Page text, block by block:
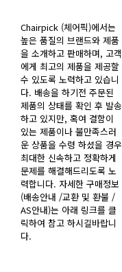
Chairpick (체어픽)에서는
높은 품질의 브랜드와 제품
을 소개하고 판매하며, 고객
에게 최고의 제품을 제공할
수 있도록 노력하고 있습니
다. 배송을 하기전 주문된
제품의 상태를 확인 후 발송
하고 있지만, 혹여 결함이
있는 제품이나 불만족스러
운 상품을 수령 하셨을 경우
최대한 신속하고 정확하게
문제를 해결해드리도록 노
력합니다. 자세한 구매정보
(배송안내 /교환 및 환불 /
AS안내)는 아래 링크를 클
릭하여 참고 하시길바랍니
다.